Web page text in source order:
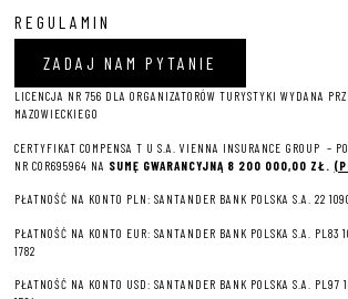
REGULAMIN
ZADAJ NAM PYTANIE
LICENCJA NR 756 DLA ORGANIZATORÓW TURYSTYKI WYDANA
MAZOWIECKIEGO
CERTYFIKAT COMPENSA T U S.A. VIENNA INSURANCE GROUP – P
NR COR695964 NA SUMĘ GWARANCYJNĄ 8 200 000,00 ZŁ.
PŁATNOŚĆ NA KONTO PLN: SANTANDER BANK POLSKA S.A. 22
PŁATNOŚĆ NA KONTO EUR: SANTANDER BANK POLSKA S.A. PL83
1782
PŁATNOŚĆ NA KONTO USD: SANTANDER BANK POLSKA S.A. PL97